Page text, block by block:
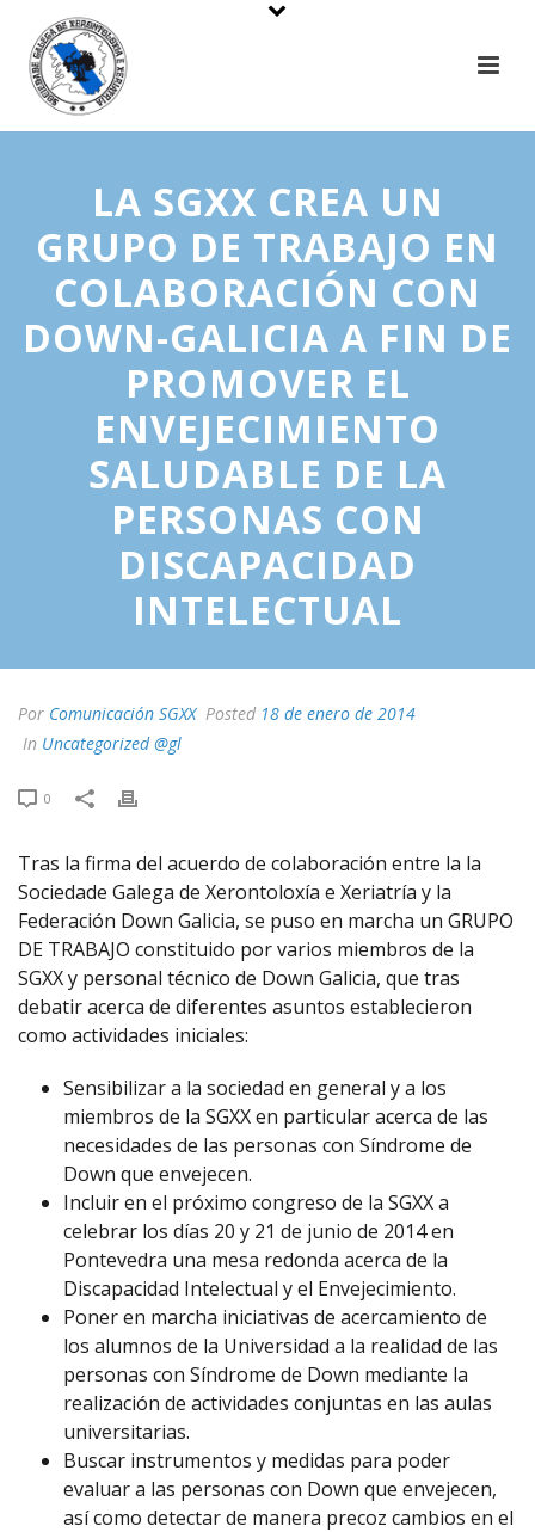
LA SGXX CREA UN
GRUPO DE TRABAJO EN
COLABORACIÓN CON
DOWN-GALICIA A FIN DE
PROMOVER EL
ENVEJECIMIENTO
SALUDABLE DE LA
PERSONAS CON
DISCAPACIDAD
INTELECTUAL
Por Comunicación SGXX Posted 18 de enero de 2014
In Uncategorized @gl
0
Tras la firma del acuerdo de colaboración entre la la
Sociedade Galega de Xerontoloxía e Xeriatría y la
Federación Down Galicia, se puso en marcha un GRUPO
DE TRABAJO constituido por varios miembros de la
SGXX y personal técnico de Down Galicia, que tras
debatir acerca de diferentes asuntos establecieron
como actividades iniciales:
Sensibilizar a la sociedad en general y a los
miembros de la SGXX en particular acerca de las
necesidades de las personas con Síndrome de
Down que envejecen.
Incluir en el próximo congreso de la SGXX a
celebrar los días 20 y 21 de junio de 2014 en
Pontevedra una mesa redonda acerca de la
Discapacidad Intelectual y el Envejecimiento.
Poner en marcha iniciativas de acercamiento de
los alumnos de la Universidad a la realidad de las
personas con Síndrome de Down mediante la
realización de actividades conjuntas en las aulas
universitarias.
Buscar instrumentos y medidas para poder
evaluar a las personas con Down que envejecen,
así como detectar de manera precoz cambios en el